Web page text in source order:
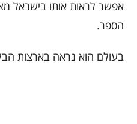
אפשר לראות אותו בישראל
הספר.
בעולם הוא נראה בארצות